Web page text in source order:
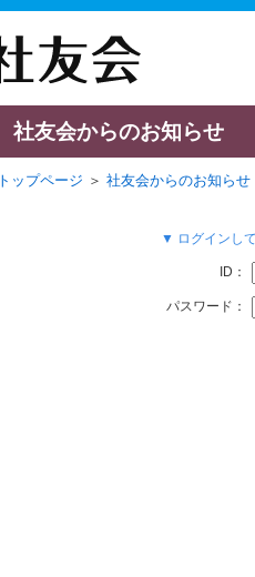
社友会からのお知らせ
トップページ ＞ 社友会からのお知らせ
▼ ログインし
ID：
パスワード：